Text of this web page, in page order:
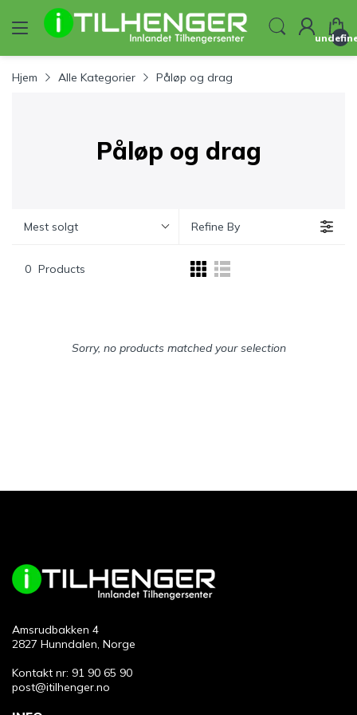
Hjem Alle Kategorier Påløp og drag
Påløp og drag
Mest solgt Refine By
0 Products
Sorry, no products matched your selection
Amsrudbakken 4
2827 Hunndalen, Norge
Kontakt nr: 91 90 65 90
post@itilhenger.no